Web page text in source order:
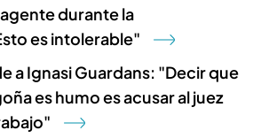
durante la
es intolerable"
a Ignasi Guardans: "Decir que
es humo es acusar al juez